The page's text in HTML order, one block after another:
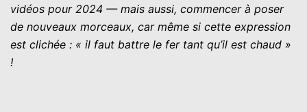
vidéos pour 2024 — mais aussi, commencer à poser
de nouveaux morceaux, car même si cette expression
est clichée : « il faut battre le fer tant qu’il est chaud »
!